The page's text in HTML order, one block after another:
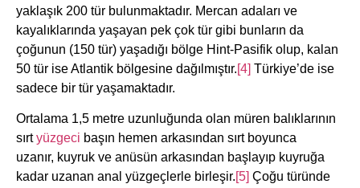
yaklaşık 200 tür bulunmaktadır. Mercan adaları ve
kayalıklarında yaşayan pek çok tür gibi bunların da
çoğunun (150 tür) yaşadığı bölge Hint-Pasifik olup, kalan
50 tür ise Atlantik bölgesine dağılmıştır.[4] Türkiye’de ise
sadece bir tür yaşamaktadır.
Ortalama 1,5 metre uzunluğunda olan müren balıklarının
sırtyüzgeci başın hemen arkasından sırt boyunca
uzanır, kuyruk ve anüsün arkasından başlayıp kuyruğa
kadar uzanan anal yüzgeçlerle birleşir.[5] Çoğu türünde